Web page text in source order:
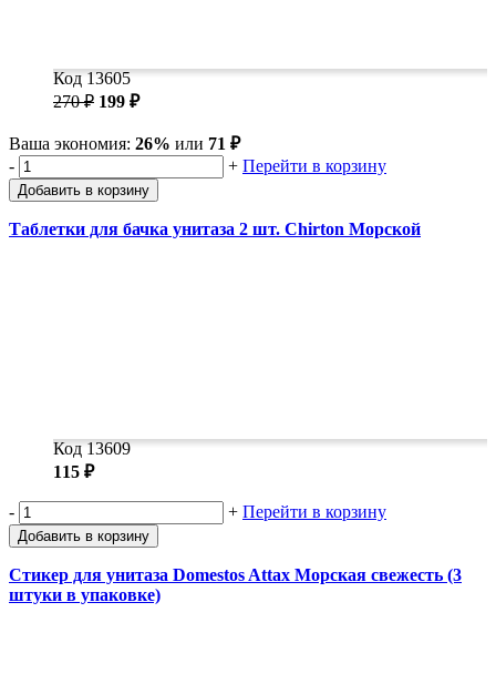
Код 13605
270 ₽ 199 ₽
Ваша экономия: 26% или 71 ₽
-
+ Перейти в корзину
Добавить в корзину
Таблетки для бачка унитаза 2 шт. Chirton Морской
Код 13609
115 ₽
- + Перейти в корзину
Добавить в корзину
Стикер для унитаза Domestos Attax Морская свежесть (3
штуки в упаковке)